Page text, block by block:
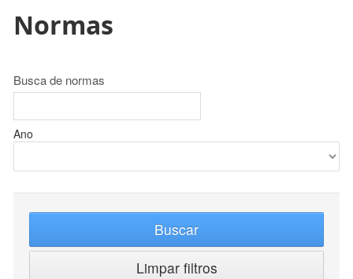
Normas
Busca de normas
Ano
Buscar
Limpar filtros